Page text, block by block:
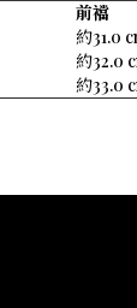
前襠
約31.0
約32.0
約33.0